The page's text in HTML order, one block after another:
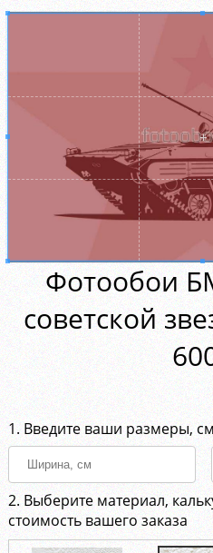
Фотообои
советской
1. Введите ваши размеры, см
2. Выберите материал,
стоимость вашего заказа